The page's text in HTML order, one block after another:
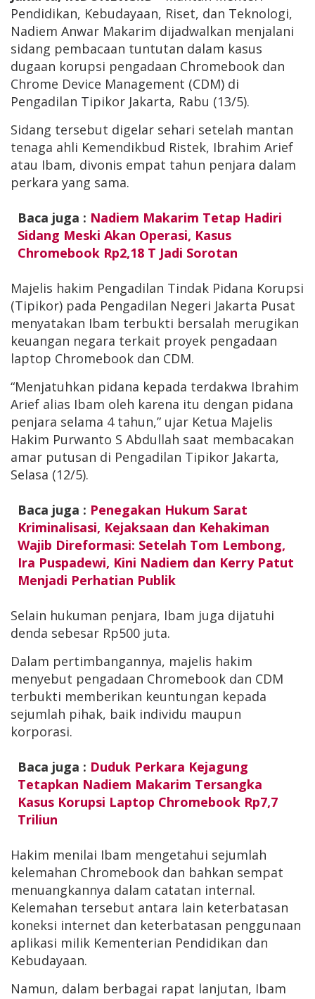
Pendidikan, Kebudayaan, Riset, dan Teknologi,
Nadiem Anwar Makarim dijadwalkan menjalani
sidang pembacaan tuntutan dalam kasus
dugaan korupsi pengadaan Chromebook dan
Chrome Device Management (CDM) di
Pengadilan Tipikor Jakarta, Rabu (13/5).
Sidang tersebut digelar sehari setelah mantan
tenaga ahli Kemendikbud Ristek, Ibrahim Arief
atau Ibam, divonis empat tahun penjara dalam
perkara yang sama.
Baca juga : Nadiem Makarim Tetap Hadiri
Sidang Meski Akan Operasi, Kasus
Chromebook Rp2,18 T Jadi Sorotan
Majelis hakim Pengadilan Tindak Pidana Korupsi
(Tipikor) pada Pengadilan Negeri Jakarta Pusat
menyatakan Ibam terbukti bersalah merugikan
keuangan negara terkait proyek pengadaan
laptop Chromebook dan CDM.
“Menjatuhkan pidana kepada terdakwa Ibrahim
Arief alias Ibam oleh karena itu dengan pidana
penjara selama 4 tahun,” ujar Ketua Majelis
Hakim Purwanto S Abdullah saat membacakan
amar putusan di Pengadilan Tipikor Jakarta,
Selasa (12/5).
Baca juga : Penegakan Hukum Sarat
Kriminalisasi, Kejaksaan dan Kehakiman
Wajib Direformasi: Setelah Tom Lembong,
Ira Puspadewi, Kini Nadiem dan Kerry Patut
Menjadi Perhatian Publik
Selain hukuman penjara, Ibam juga dijatuhi
denda sebesar Rp500 juta.
Dalam pertimbangannya, majelis hakim
menyebut pengadaan Chromebook dan CDM
terbukti memberikan keuntungan kepada
sejumlah pihak, baik individu maupun
korporasi.
Baca juga : Duduk Perkara Kejagung
Tetapkan Nadiem Makarim Tersangka
Kasus Korupsi Laptop Chromebook Rp7,7
Triliun
Hakim menilai Ibam mengetahui sejumlah
kelemahan Chromebook dan bahkan sempat
menuangkannya dalam catatan internal.
Kelemahan tersebut antara lain keterbatasan
koneksi internet dan keterbatasan penggunaan
aplikasi milik Kementerian Pendidikan dan
Kebudayaan.
Namun, dalam berbagai rapat lanjutan, Ibam